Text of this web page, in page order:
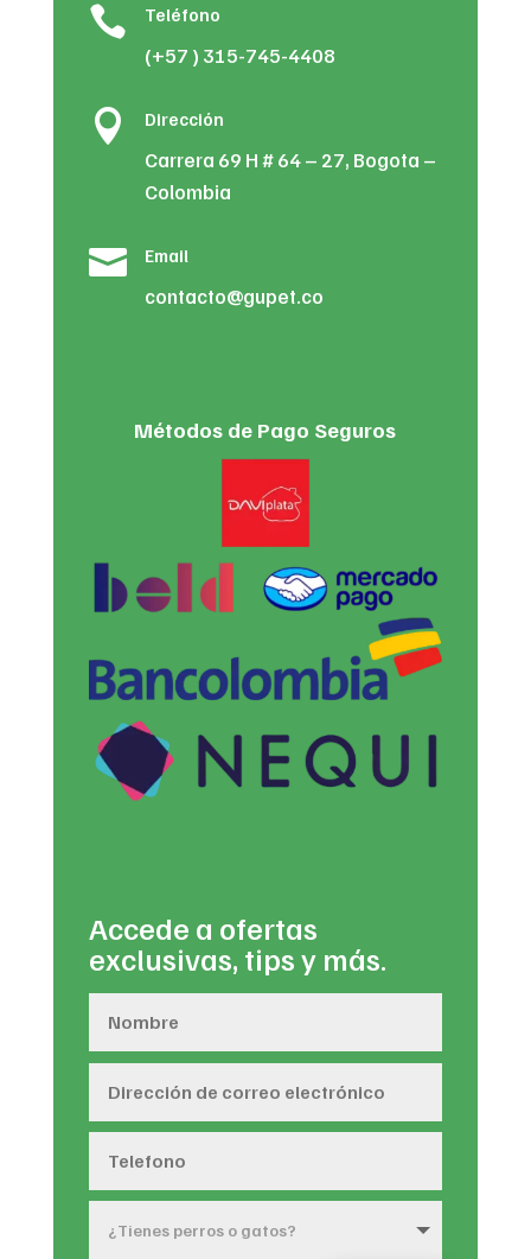
 Teléfono
(+57 ) 315-745-4408
 Dirección
Carrera 69 H # 64 – 27, Bogota –
Colombia
 Email
contacto@gupet.co
Métodos de Pago Seguros
Accede a ofertas
exclusivas, tips y más.